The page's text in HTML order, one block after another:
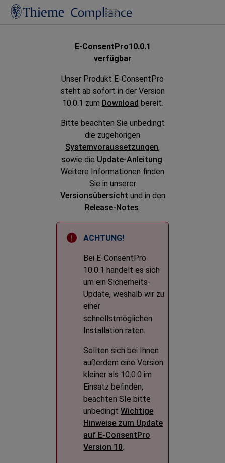
Zu Hauptinhalt springen
E-ConsentPro10.0.1
verfügbar
Unser Produkt E-ConsentPro
steht ab sofort in der Version
10.0.1 zum Download bereit.
Bitte beachten Sie unbedingt
die zugehörigen
Systemvoraussetzungen,
sowie die Update-Anleitung.
Weitere Informationen finden
Sie in unserer
Versionsübersicht und in den
Release-Notes.
Bei E-ConsentPro
10.0.1 handelt es sich
um ein Sicherheits-
Update, weshalb wir zu
einer
schnellstmöglichen
Installation raten.
Sollten sich bei Ihnen
außerdem eine Version
kleiner als 10.0.0 im
Einsatz befinden,
beachten SIe bitte
unbedingtWichtige
Hinweise zum Update
auf E-ConsentPro
Version 10.